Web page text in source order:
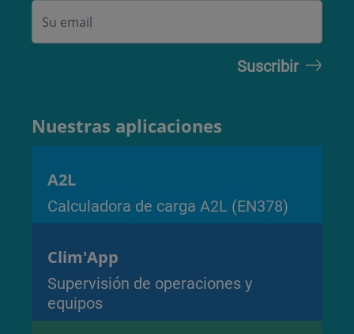
Nuestras aplicaciones
A2L
Calculadora de carga A2L (EN378)
Clim'App
Supervisión de operaciones y
equipos